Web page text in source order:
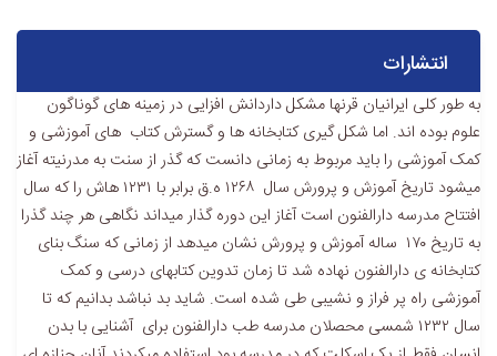
انتشارات
به طور کلی ایرانیان قرنها مشکل داردانش افزایی در زمینه های گوناگون
علوم بوده اند. اما شکل گیری کتابخانه ها و گسترش کتاب های آموزشی و
کمک آموزشی را باید مربوط به زمانی دانست که گذر از سنت به مدرنیته آغاز
میشود تاریخ آموزش و پرورش سال ۱۲۶۸ ه.ق برابر با ۱۲۳۱ هاش را که سال
افتتاح مدرسه دارالفنون است آغاز این دوره گذار میداند نگاهی هر چند گذرا
به تاریخ ۱۷۰ ساله آموزش و پرورش نشان میدهد از زمانی که سنگ بنای
کتابخانه ی دارالفنون نهاده شد تا زمان تدوین کتابهای درسی و کمک
آموزشی راه پر فراز و نشیبی طی شده است. شاید بد نباشد بدانیم که تا
سال ۱۲۳۲ شمسی محصلان مدرسه طب دارالفنون برای آشنایی با بدن